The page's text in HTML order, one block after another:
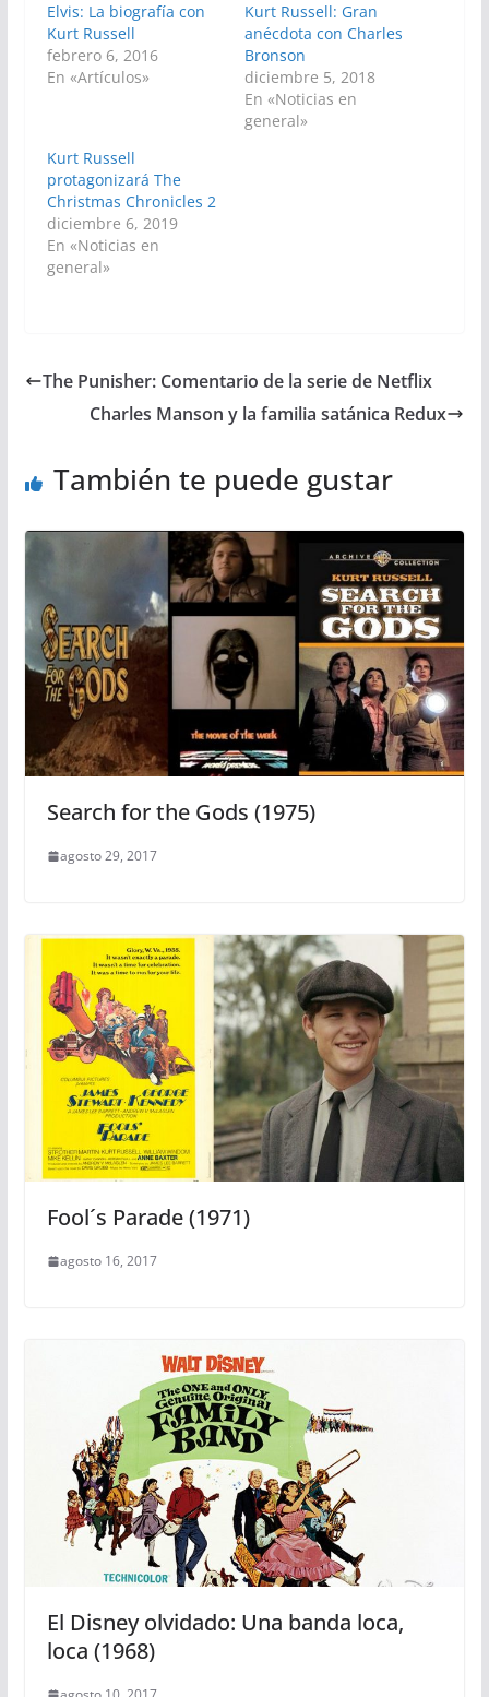
Elvis: La biografía con
Kurt Russell
febrero 6, 2016
En «Artículos»
Kurt Russell: Gran
anécdota con Charles
Bronson
diciembre 5, 2018
En «Noticias en
general»
Kurt Russell
protagonizará The
Christmas Chronicles 2
diciembre 6, 2019
En «Noticias en
general»
The Punisher: Comentario de la serie de Netflix
Charles Manson y la familia satánica Redux
También te puede gustar
Search for the Gods (1975)
agosto 29, 2017
Fool´s Parade (1971)
agosto 16, 2017
El Disney olvidado: Una banda loca,
loca (1968)